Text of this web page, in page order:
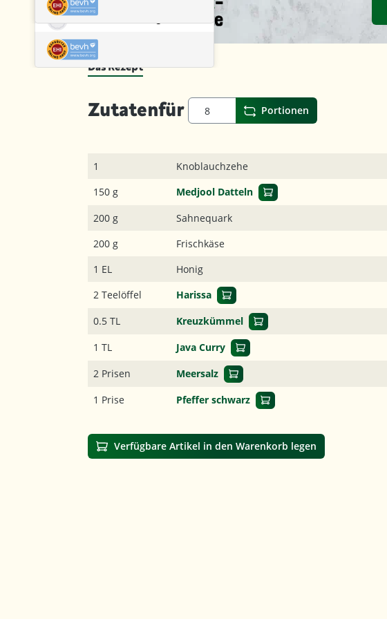
Das Rezept
Zutatenfür Portionen
1
Knoblauchzehe
150 g
Medjool Datteln
200 g
Sahnequark
200 g
Frischkäse
1 EL
Honig
2 Teelöffel
Harissa
0.5 TL
Kreuzkümmel
1 TL
Java Curry
2 Prisen
Meersalz
1 Prise
Pfeffer schwarz
Verfügbare Artikel in den Warenkorb legen